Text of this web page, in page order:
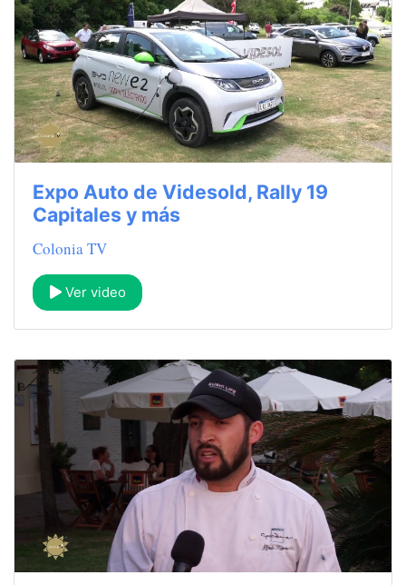
Expo Auto de Videsold, Rally 19
Capitales y más
Colonia TV
Ver video